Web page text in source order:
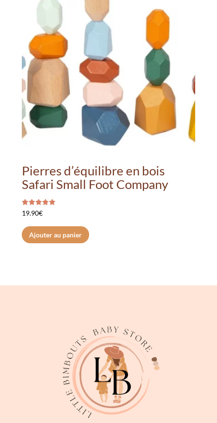
Pierres d’équilibre en bois
Safari Small Foot Company
Note
5.00
19.90€
Ajouter au panier